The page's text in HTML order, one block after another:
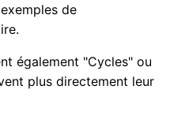
de
également "Cycles" ou
plus directement leur